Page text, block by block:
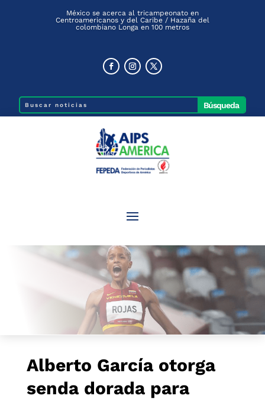
México se acerca al tricampeonato en
Centroamericanos y del Caribe / Hazaña del
colombiano Longa en 100 metros
Alberto García otorga
senda dorada para